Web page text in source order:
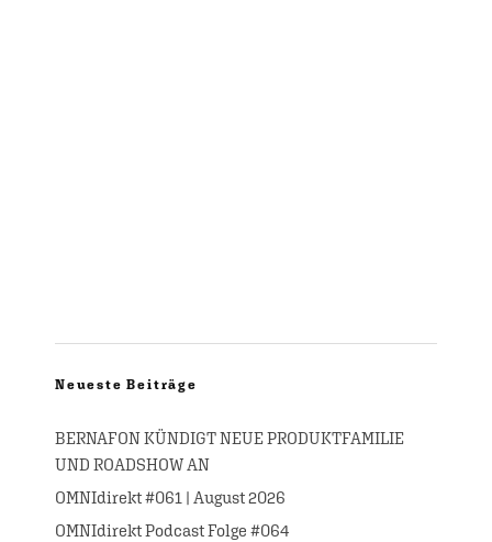
Neueste Beiträge
BERNAFON KÜNDIGT NEUE PRODUKTFAMILIE
UND ROADSHOW AN
OMNIdirekt #061 | August 2026
OMNIdirekt Podcast Folge #064